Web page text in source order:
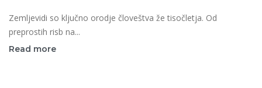
Zemljevidi so ključno orodje človeštva že tisočletja. Od
preprostih risb na...
Read more